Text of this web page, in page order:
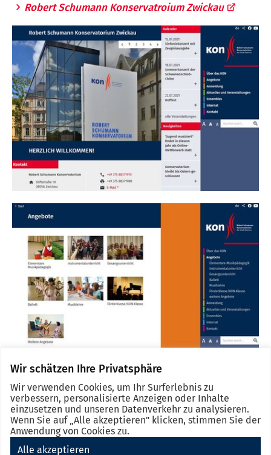
Wir schätzen Ihre Privatsphäre
Wir verwenden Cookies, um Ihr Surferlebnis zu
verbessern, personalisierte Anzeigen oder Inhalte
einzusetzen und unseren Datenverkehr zu analysieren.
Wenn Sie auf „Alle akzeptieren" klicken, stimmen Sie der
Anwendung von Cookies zu.
Alle akzeptieren
Robert Schumann Konservatroium Zwickau